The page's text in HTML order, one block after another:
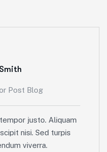
Post Blog
justo. Aliquam
nisi. Sed turpis
viverra.